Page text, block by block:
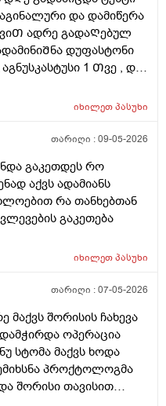
და დამიწერა
ადრე გადაᲦებულ
დუფასტონი
1 Თვე , და
დაეხმარება ეს
იხილეთპასუხი
თარიღი :09-05-2026
გაკეთდეს რო
აქვს ადამიანს
რა თანხებთან
გაკეთება
იხილეთპასუხი
თარიღი :07-05-2026
მაქვს შორისის ჩახევა
ოპერაცია
სტომა მაქვს ხოდა
პროქტოლოგმა
შორისი თავისით